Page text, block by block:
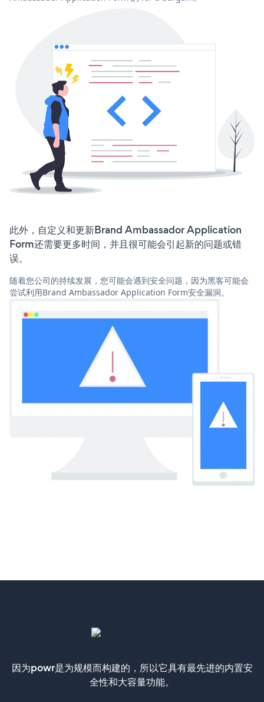
此外，自定义和更新Brand Ambassador Application
Form还需要更多时间，并且很可能会引起新的问题或错
误。
随着您公司的持续发展，您可能会遇到安全问题，因为黑客可能会
尝试利用Brand Ambassador Application Form安全漏洞。
因为powr是为规模而构建的，所以它具有最先进的内置安
全性和大容量功能。